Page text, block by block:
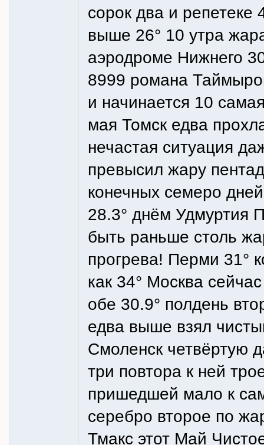
сорок два и
выше 26° 10 утра
аэродроме Нижнего
8999 романа
и начинается 10
мая Томск едва
нечастая ситуация
превысил жару
конечных семеро
28.3° днём Удмуртия
быть раньше столь
прогрева! Перми 31°
как 34° Москва
обе 30.9° полдень
едва выше взял
Смоленск четвёртую
три повтора к ней
пришедшей мало к
серебро второе по
Тмакс этот Май